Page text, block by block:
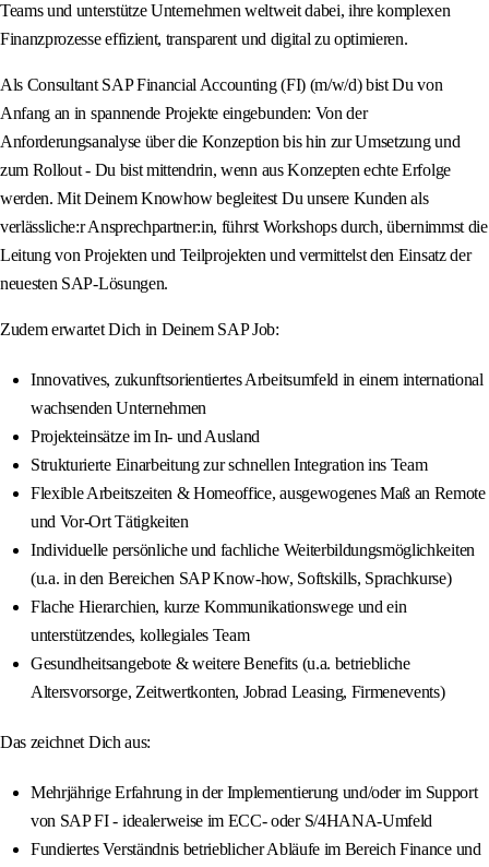
Teams und unterstütze Unternehmen weltweit dabei, ihre komplexen
Finanzprozesse effizient, transparent und digital zu optimieren.
Als Consultant SAP Financial Accounting (FI) (m/w/d) bist Du von
Anfang an in spannende Projekte eingebunden: Von der
Anforderungsanalyse über die Konzeption bis hin zur Umsetzung und
zum Rollout - Du bist mittendrin, wenn aus Konzepten echte Erfolge
werden. Mit Deinem Knowhow begleitest Du unsere Kunden als
verlässliche:r Ansprechpartner:in, führst Workshops durch, übernimmst die
Leitung von Projekten und Teilprojekten und vermittelst den Einsatz der
neuesten SAP-Lösungen.
Zudem erwartet Dich in Deinem SAP Job:
Innovatives, zukunftsorientiertes Arbeitsumfeld in einem international
wachsenden Unternehmen
Projekteinsätze im In- und Ausland
Strukturierte Einarbeitung zur schnellen Integration ins Team
Flexible Arbeitszeiten & Homeoffice, ausgewogenes Maß an Remote
und Vor-Ort Tätigkeiten
Individuelle persönliche und fachliche Weiterbildungsmöglichkeiten
(u.a. in den Bereichen SAP Know-how, Softskills, Sprachkurse)
Flache Hierarchien, kurze Kommunikationswege und ein
unterstützendes, kollegiales Team
Gesundheitsangebote & weitere Benefits (u.a. betriebliche
Altersvorsorge, Zeitwertkonten, Jobrad Leasing, Firmenevents)
Das zeichnet Dich aus:
Mehrjährige Erfahrung in der Implementierung und/oder im Support
von SAP FI - idealerweise im ECC- oder S/4HANA-Umfeld
Fundiertes Verständnis betrieblicher Abläufe im Bereich Finance und